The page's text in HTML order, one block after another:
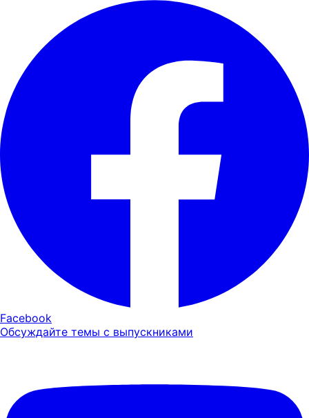
Facebook
Обсуждайте темы с выпускниками